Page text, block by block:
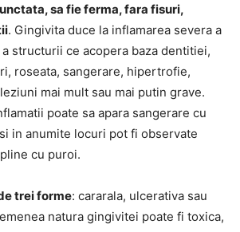
sa fie ferma, fara fisuri,
. Gingivita duce la inflamarea severa a
structurii ce acopera baza dentitiei,
roseata, sangerare, hipertrofie,
mai mult sau mai putin grave.
poate sa apara sangerare cu
in anumite locuri pot fi observate
cu puroi.
trei forme: cararala, ulcerativa sau
natura gingivitei poate fi toxica,